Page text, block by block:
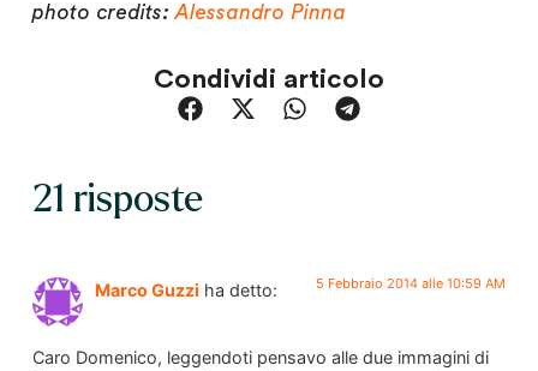
photo credits:Alessandro Pinna
Condividi articolo
21 risposte
Marco Guzzi ha detto: 5 Febbraio 2014 alle 10:59 AM
Caro Domenico, leggendoti pensavo alle due immagini di